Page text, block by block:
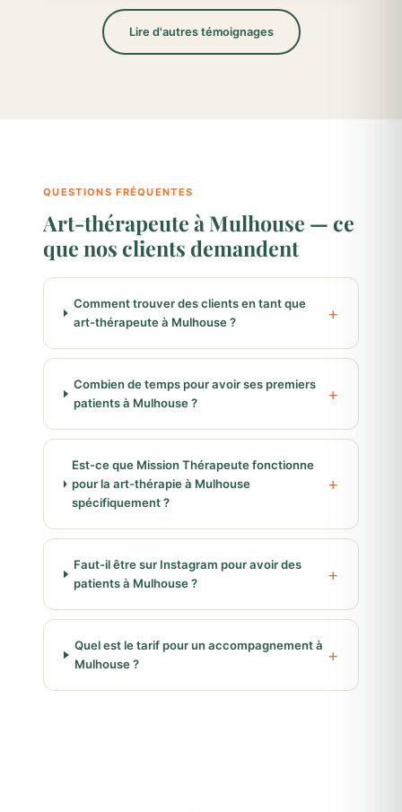
Lire d'autres témoignages
QUESTIONS FRÉQUENTES
Art-thérapeute à Mulhouse — ce
que nos clients demandent
Comment trouver des clients en tant que
art-thérapeute à Mulhouse ?
Combien de temps pour avoir ses premiers
patients à Mulhouse ?
Est-ce que Mission Thérapeute fonctionne
pour la art-thérapie à Mulhouse
spécifiquement ?
Faut-il être sur Instagram pour avoir des
patients à Mulhouse ?
Quel est le tarif pour un accompagnement à
Mulhouse ?